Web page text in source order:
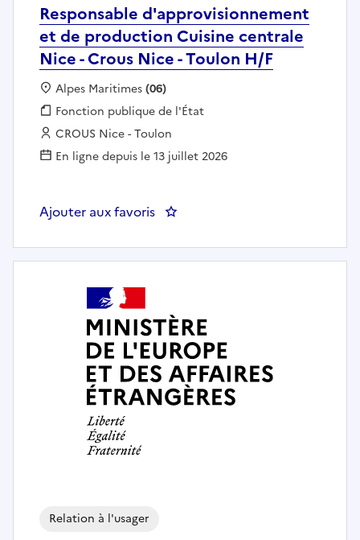
Responsable d'approvisionnement
et de production Cuisine centrale
Nice - Crous Nice - Toulon H/F
Localisation :
Alpes Maritimes(06)
Fonction publique :
Fonction publique de l'État
Employeur :
CROUS Nice - Toulon
En ligne depuis le 13 juillet 2026
Ajouter aux favoris : Responsable
Relation à l'usager